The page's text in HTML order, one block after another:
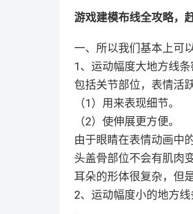
游戏建模布线全攻略，
一、所以我们基本上可
1、运动幅度大地方线条
包括关节部位，表情活
（1）用来表现细节。
（2）使伸展更方便。
由于眼睛在表情动画中
头盖骨部位不会有肌肉
耳朵的形体很复杂，但
2、运动幅度小的地方